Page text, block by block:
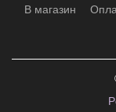
В магазин